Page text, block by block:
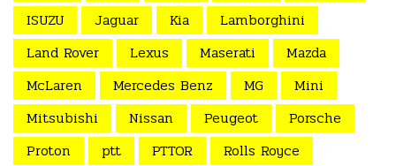
ISUZU
Jaguar Kia
Lamborghini
Land Rover
Lexus Maserati
Mazda
McLaren
Mercedes Benz MG
Mini
Mitsubishi
Nissan Peugeot
Porsche
Proton
ptt PTTOR
Rolls Royce